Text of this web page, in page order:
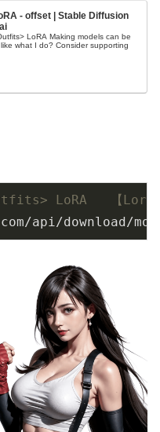
- offset | Stable Diffusion
LoRA Making models can be
what I do? Consider supporting
LoRA   【Lora
api/download/